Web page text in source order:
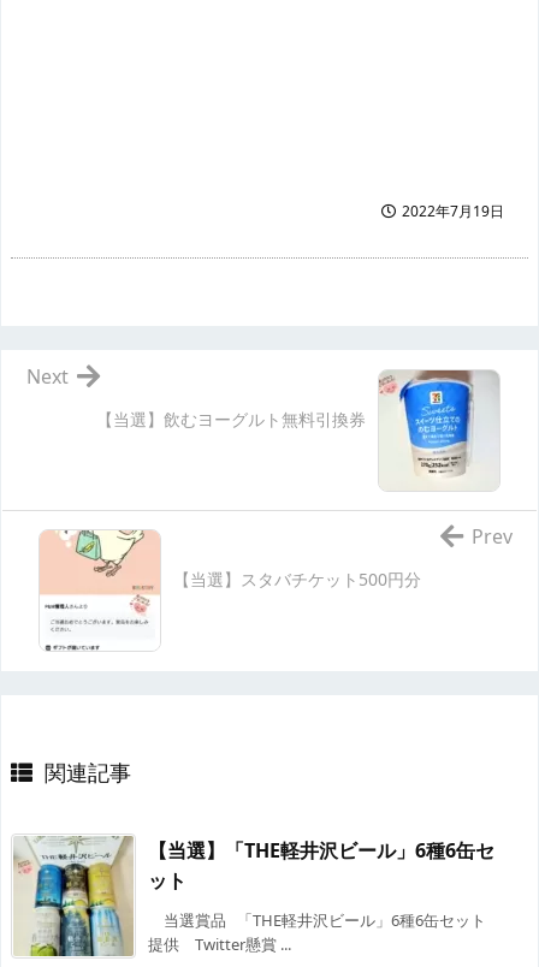
2022年7月19日
【当選】飲むヨーグルト無料引換券
Next
【当選】スタバチケット500円分
Prev
関連記事
【当選】「THE軽井沢ビール」6種6缶セ
ット
当選賞品 「THE軽井沢ビール」6種6缶セット
提供 Twitter懸賞 ...